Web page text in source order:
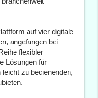
auf vier digitale
angefangen bei
flexibler
Lösungen für
zu bedienenden,